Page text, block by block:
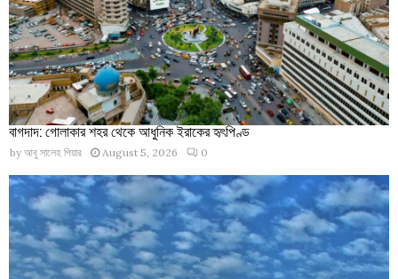
বাগদাদ: গোলাকার শহর থেকে আধুনিক ইরাকের হৃৎপিণ্ড
by আবু সালেহ পিয়ার August 5, 2026 0